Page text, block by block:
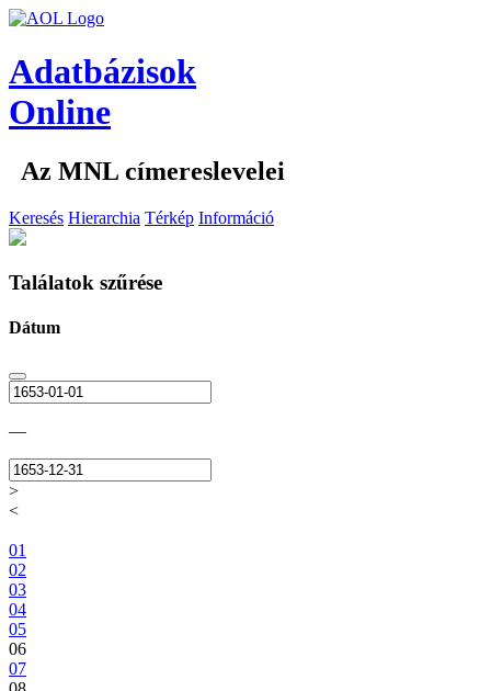
Adatbázisok
Online
Az MNL címereslevelei
Keresés Hierarchia Térkép Információ
Találatok szűrése
Dátum
—
>
<
01
02
03
04
05
06
07